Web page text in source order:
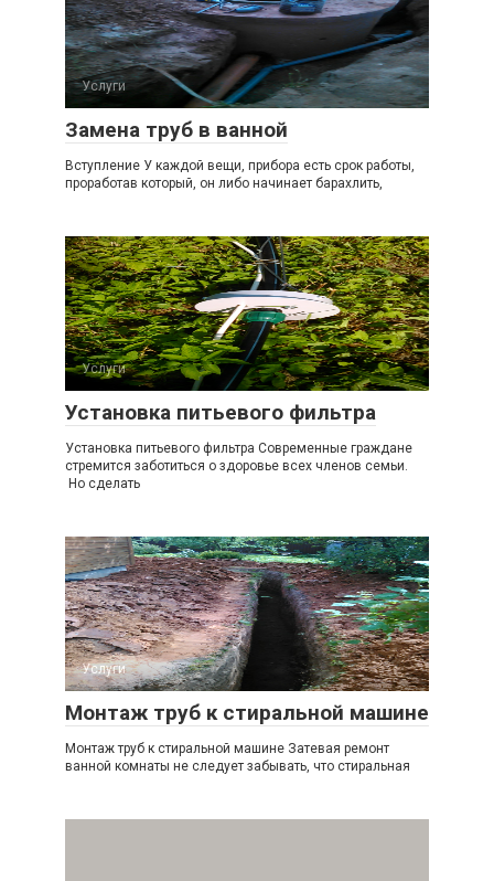
Услуги
Замена труб в ванной
Вступление У каждой вещи, прибора есть срок работы,
проработав который, он либо начинает барахлить,
Услуги
Установка питьевого фильтра
Установка питьевого фильтра Современные граждане
стремится заботиться о здоровье всех членов семьи.
Но сделать
Услуги
Монтаж труб к стиральной машине
Монтаж труб к стиральной машине Затевая ремонт
ванной комнаты не следует забывать, что стиральная